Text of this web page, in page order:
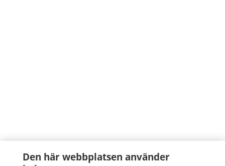
Den här webbplatsen använder